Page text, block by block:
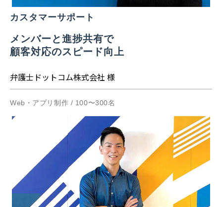
カスタマーサポート
メンバーと進捗共有で
顧客対応のスピード向上
弁護士ドットコム株式会社 様
Web・アプリ制作 / 100〜300名